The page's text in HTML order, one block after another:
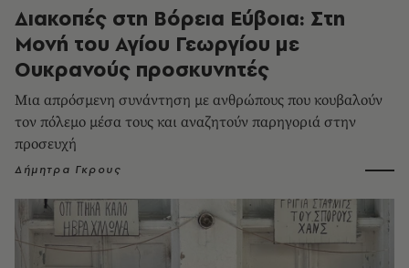
Διακοπές στη Βόρεια Εύβοια: Στη
Μονή του Αγίου Γεωργίου με
Ουκρανούς προσκυνητές
Μια απρόσμενη συνάντηση με ανθρώπους που κουβαλούν
τον πόλεμο μέσα τους και αναζητούν παρηγοριά στην
προσευχή
Δήμητρα Γκρους